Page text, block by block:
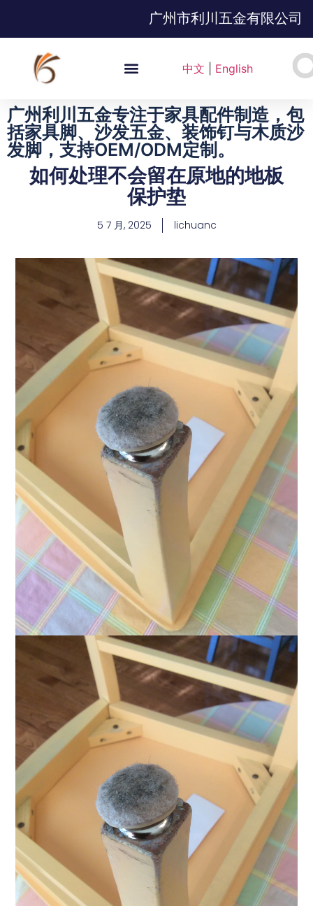
广州市利川五金有限公司
中文 English
广州利川五金专注于家具配件制造，包
括家具脚、沙发五金、装饰钉与木质沙
发脚，支持OEM/ODM定制。
如何处理不会留在原地的地板
保护垫
5 7 月, 2025 lichuanc